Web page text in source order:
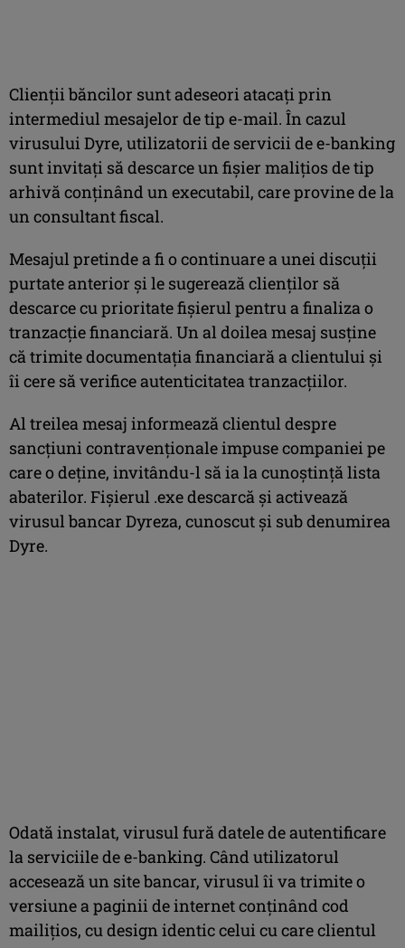
Clienții băncilor sunt adeseori atacați prin
intermediul mesajelor de tip e-mail. În cazul
virusului Dyre, utilizatorii de servicii de e-banking
sunt invitați să descarce un fișier malițios de tip
arhivă conținând un executabil, care provine de la
un consultant fiscal.
Mesajul pretinde a fi o continuare a unei discuții
purtate anterior și le sugerează clienților să
descarce cu prioritate fișierul pentru a finaliza o
tranzacție financiară. Un al doilea mesaj susține
că trimite documentația financiară a clientului și
îi cere să verifice autenticitatea tranzacțiilor.
Al treilea mesaj informează clientul despre
sancțiuni contravenționale impuse companiei pe
care o deține, invitându-l să ia la cunoștință lista
abaterilor. Fișierul .exe descarcă și activează
virusul bancar Dyreza, cunoscut și sub denumirea
Dyre.
Odată instalat, virusul fură datele de autentificare
la serviciile de e-banking. Când utilizatorul
accesează un site bancar, virusul îi va trimite o
versiune a paginii de internet conținând cod
mailițios, cu design identic celui cu care clientul